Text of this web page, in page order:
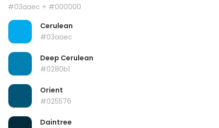
#03aaec + #000000
Cerulean
#03aaec
Deep Cerulean
#0280b1
Orient
#025576
Daintree